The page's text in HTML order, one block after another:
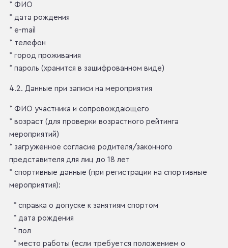
* ФИО
* дата рождения
* e-mail
* телефон
* город проживания
* пароль (хранится в зашифрованном виде)
4.2. Данные при записи на мероприятия
* ФИО участника и сопровождающего
* возраст (для проверки возрастного рейтинга
мероприятий)
* загруженное согласие родителя/законного
представителя для лиц до 18 лет
* спортивные данные (при регистрации на спортивные
мероприятия):
* справка о допуске к занятиям спортом
* дата рождения
* пол
* место работы (если требуется положением о